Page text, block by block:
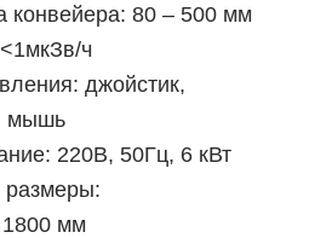
конвейера: 80 – 500 мм
ч
джойстик,
мышь
220В, 50Гц, 6 кВт
размеры:
мм